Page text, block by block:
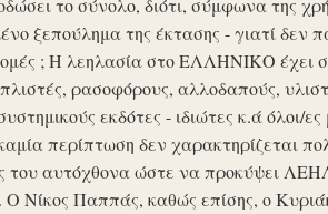
το σύνολο, διότι, σύμφωνα της
ξεπούλημα της έκτασης - γιατί δεν
; Η λεηλασία στο ΕΛΛΗΝΙΚΟ έχει
ρασοφόρους, αλλοδαπούς,
εκδότες - ιδιώτες κ.ά όλοι/
περίπτωση δεν χαρακτηρίζεται
του αυτόχθονα ώστε να προκύψει
Ο Νίκος Παππάς, καθώς επίσης, ο